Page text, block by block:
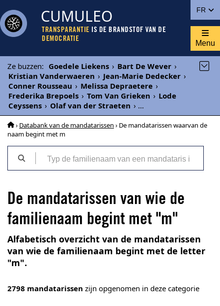
FR
CUMULEO
TRANSPARANTIE IS DE BRANDSTOF VAN DE
DEMOCRATIE
Menu
Ze buzzen: Goedele Liekens › Bart De Wever ›
Kristian Vanderwaeren › Jean-Marie Dedecker ›
Conner Rousseau › Melissa Depraetere ›
Frederika Brepoels › Tom Van Grieken › Lode
Ceyssens › Olaf van der Straeten › ...
› Databank van de mandatarissen › De mandatarissen waarvan de
naam begint met m
De mandatarissen van wie de
familienaam begint met "m"
Alfabetisch overzicht van de mandatarissen
van wie de familienaam begint met de letter
"m".
2798 mandatarissen zijn opgenomen in deze categorie